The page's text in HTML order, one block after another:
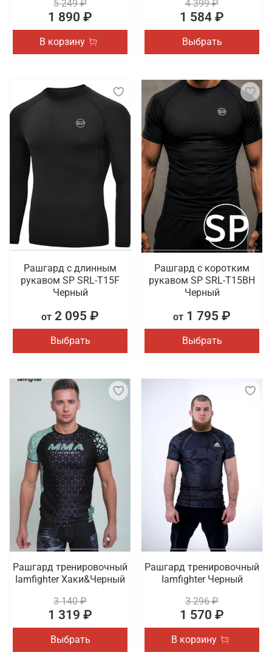
5 249 ₽
1 890 ₽
В корзину
4 399 ₽
1 584 ₽
Выбрать
Рашгард с длинным
рукавом SP SRL-T15F
Черный
от 2 095 ₽
Выбрать
Рашгард с коротким
рукавом SP SRL-T15BH
Черный
от 1 795 ₽
Выбрать
Рашгард тренировочный
Iamfighter Хаки&Черный
3 140 ₽
1 319 ₽
Выбрать
Рашгард тренировочный
Iamfighter Черный
3 296 ₽
1 570 ₽
В корзину